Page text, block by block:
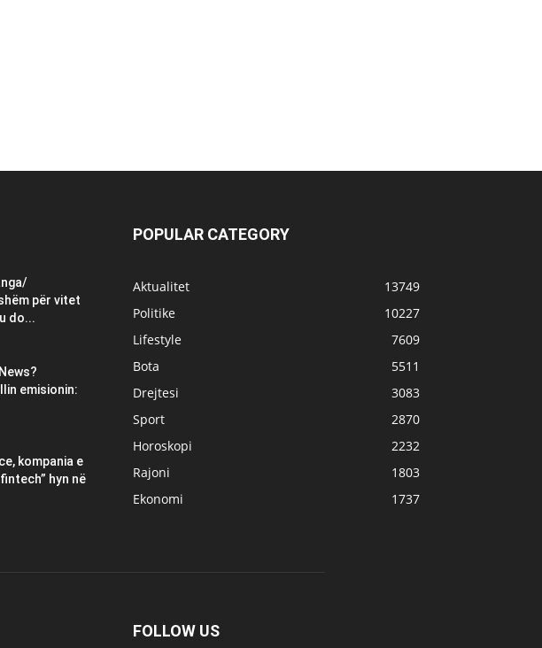
për vitet
do...
emisionin:
kompania e
hyn në
POPULAR CATEGORY
Aktualitet
13749
Politike
10227
Lifestyle
7609
Bota
5511
Drejtesi
3083
Sport
2870
Horoskopi
2232
Rajoni
1803
Ekonomi
1737
FOLLOW US